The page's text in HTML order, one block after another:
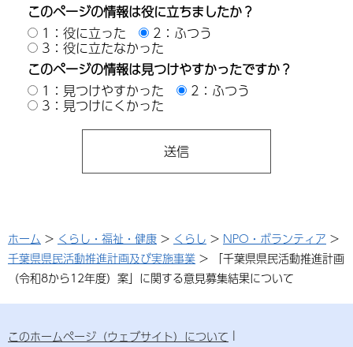
このページの情報は役に立ちましたか？
1：役に立った
2：ふつう
3：役に立たなかった
このページの情報は見つけやすかったですか？
1：見つけやすかった
2：ふつう
3：見つけにくかった
ホーム > くらし・福祉・健康 > くらし > NPO・ボランティア >
千葉県県民活動推進計画及び実施事業 > 「千葉県県民活動推進計画
（令和8から12年度）案」に関する意見募集結果について
このホームページ（ウェブサイト）について